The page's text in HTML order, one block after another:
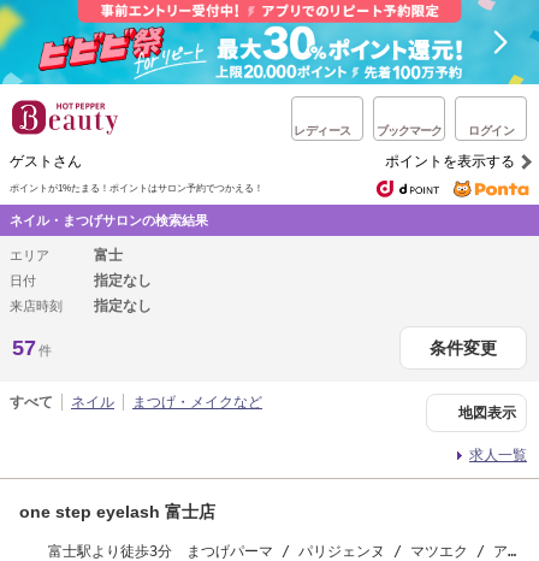
レディース ブックマーク ログイン
ゲストさん ポイントを表示する
ポイントが1%たまる！ ポイントはサロン予約でつかえる！
ネイル・まつげサロンの検索結果
エリア 富士
日付 指定なし
来店時刻 指定なし
57件 条件変更
地図表示
すべて ネイル まつげ・メイクなど
求人一覧
one step eyelash 富士店
富士駅より徒歩3分 まつげパーマ / パリジェンヌ / マツエク / ア